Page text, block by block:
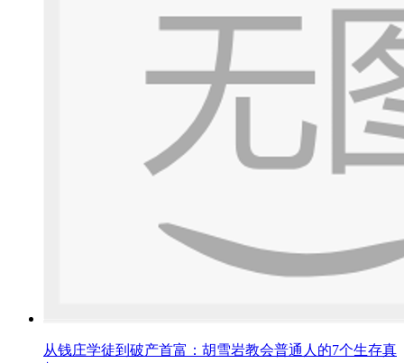
从钱庄学徒到破产首富：胡雪岩教会普通人的7个生存真